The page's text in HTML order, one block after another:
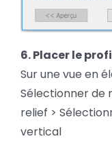
6. Placer le
Sur une vue en
Sélectionner de
relief >
vertical